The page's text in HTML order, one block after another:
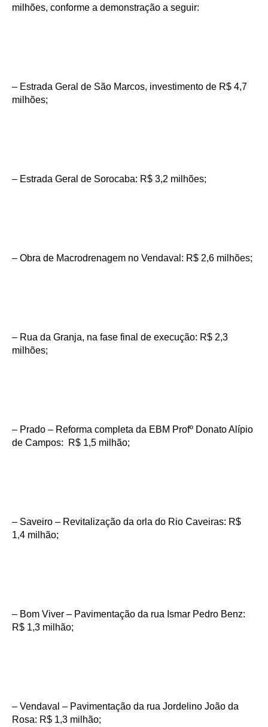
milhões, conforme a demonstração a seguir:
– Estrada Geral de São Marcos, investimento de R$ 4,7
milhões;
– Estrada Geral de Sorocaba: R$ 3,2 milhões;
– Obra de Macrodrenagem no Vendaval: R$ 2,6 milhões;
– Rua da Granja, na fase final de execução: R$ 2,3
milhões;
– Prado – Reforma completa da EBM Profº Donato Alípio
de Campos: R$ 1,5 milhão;
– Saveiro – Revitalização da orla do Rio Caveiras: R$
1,4 milhão;
– Bom Viver – Pavimentação da rua Ismar Pedro Benz:
R$ 1,3 milhão;
– Vendaval – Pavimentação da rua Jordelino João da
Rosa: R$ 1,3 milhão;